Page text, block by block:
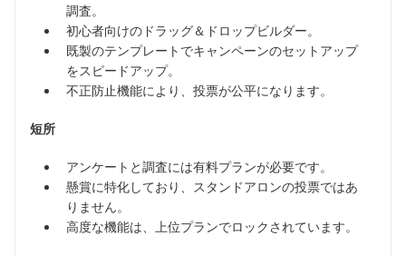
調査。
初心者向けのドラッグ＆ドロップビルダー。
既製のテンプレートでキャンペーンのセットアップ
をスピードアップ。
不正防止機能により、投票が公平になります。
短所
アンケートと調査には有料プランが必要です。
懸賞に特化しており、スタンドアロンの投票ではあ
りません。
高度な機能は、上位プランでロックされています。